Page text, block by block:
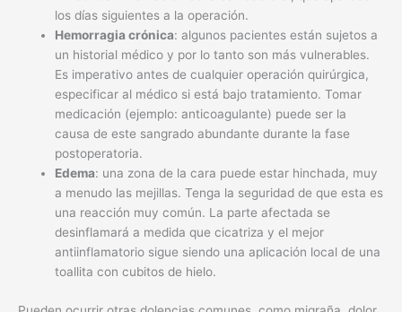
los días siguientes a la operación.
Hemorragia crónica: algunos pacientes están sujetos a
un historial médico y por lo tanto son más vulnerables.
Es imperativo antes de cualquier operación quirúrgica,
especificar al médico si está bajo tratamiento. Tomar
medicación (ejemplo: anticoagulante) puede ser la
causa de este sangrado abundante durante la fase
postoperatoria.
Edema: una zona de la cara puede estar hinchada, muy
a menudo las mejillas. Tenga la seguridad de que esta es
una reacción muy común. La parte afectada se
desinflamará a medida que cicatriza y el mejor
antiinflamatorio sigue siendo una aplicación local de una
toallita con cubitos de hielo.